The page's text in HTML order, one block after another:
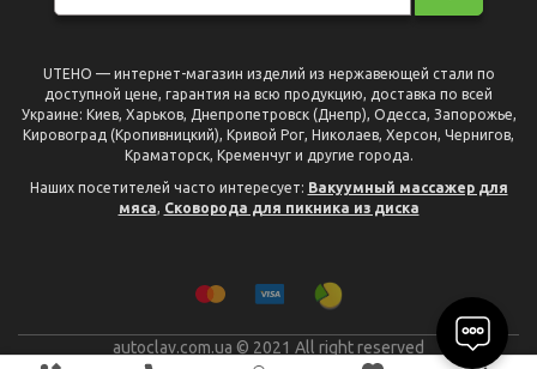
UTEHO — интернет-магазин изделий из нержавеющей стали по
доступной цене, гарантия на всю продукцию, доставка по всей
Украине: Киев, Харьков, Днепропетровск (Днепр), Одесса, Запорожье,
Кировоград (Кропивницкий), Кривой Рог, Николаев, Херсон, Чернигов,
Краматорск, Кременчуг и другие города.
Наших посетителей часто интересует: Вакуумный массажер для
мяса, Сковорода для пикника из диска
autoclav.com.ua © 2021 All right reserved